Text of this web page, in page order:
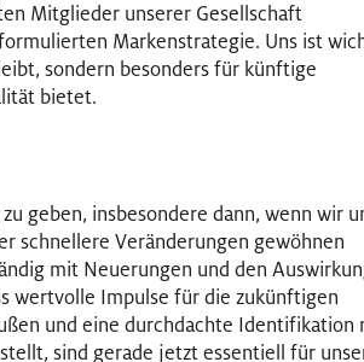
Mitglieder unserer Gesellschaft
Markenstrategie. Uns ist
sondern besonders für künftige
bietet.
geben, insbesondere dann, wenn wir
schnellere Veränderungen gewöhnen
mit Neuerungen und den
wertvolle Impulse für die zukünftigen
und eine durchdachte Identifikation
sind gerade jetzt essentiell für